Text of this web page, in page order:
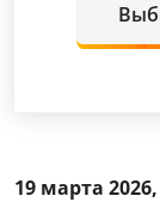
19 марта